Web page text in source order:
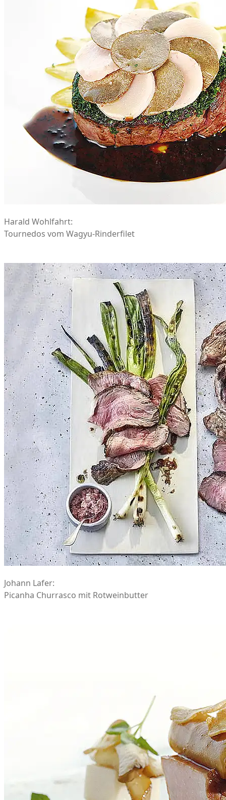
Harald Wohlfahrt:
Tournedos vom Wagyu-Rinderfilet
Johann Lafer:
Picanha Churrasco mit Rotweinbutter